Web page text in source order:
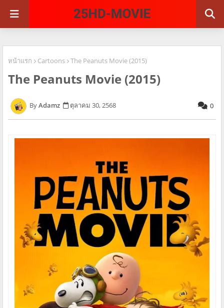
หน้าแรก Cartoons The Peanuts Movie (2015)
The Peanuts Movie (2015)
Adamz ตุลาคม 30, 2568 0